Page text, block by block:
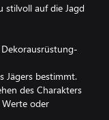
stilvoll auf die Jagd
Jägers bestimmt.
des Charakters
Werte oder